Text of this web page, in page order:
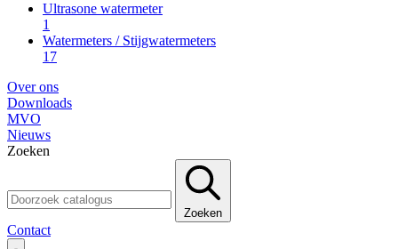
Ultrasone watermeter
1
Watermeters / Stijgwatermeters
17
Over ons
Downloads
MVO
Nieuws
Zoeken
Zoeken
Contact